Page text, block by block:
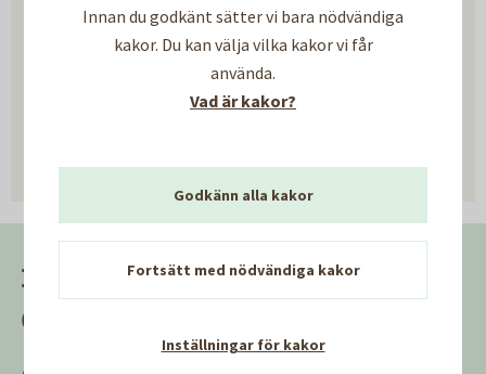
Innan du godkänt sätter vi bara nödvändiga
kakor. Du kan välja vilka kakor vi får
använda.
Vad är kakor?
Godkänn alla kakor
Fortsätt med nödvändiga kakor
Inställningar för kakor
Hjälpte informationen på den
här sidan dig?
Kundservice
08-502 360 10